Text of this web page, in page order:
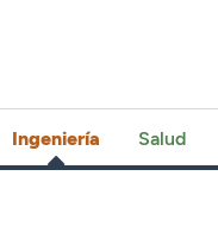
Ingeniería Salud